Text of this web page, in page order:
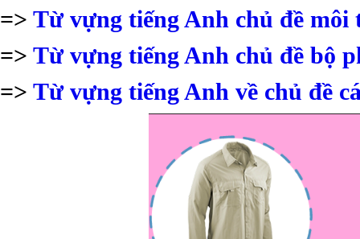
=> Từ vựng tiếng Anh chủ đề
=> Từ vựng tiếng Anh chủ đề bộ
=> Từ vựng tiếng Anh về chủ đề